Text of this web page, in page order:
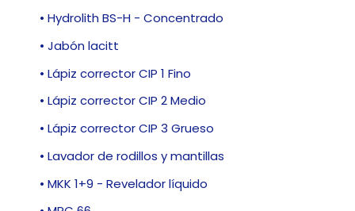
• Hydrolith BS-H - Concentrado
• Jabón lacitt
• Lápiz corrector CIP 1 Fino
• Lápiz corrector CIP 2 Medio
• Lápiz corrector CIP 3 Grueso
• Lavador de rodillos y mantillas
• MKK 1+9 - Revelador líquido